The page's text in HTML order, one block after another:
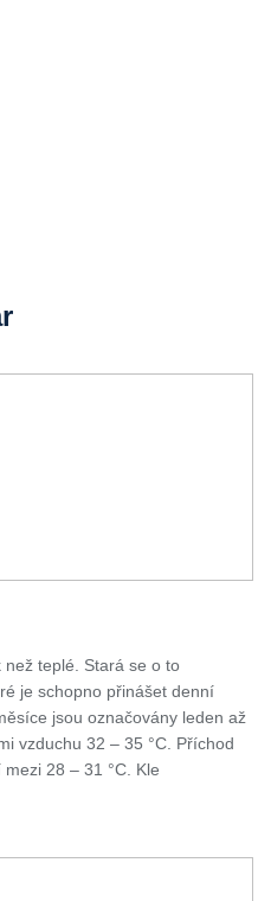
teplé. Stará se o to
je schopno přinášet denní
jsou označovány leden až
vzduchu 32 – 35 °C. Příchod
28 – 31 °C. Kle